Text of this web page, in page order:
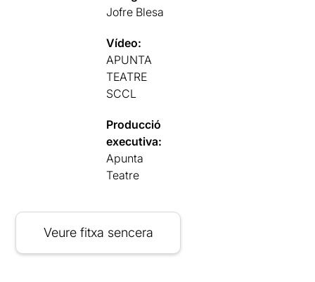
Jofre Blesa
Vídeo:
APUNTA
TEATRE
SCCL
Producció
executiva:
Apunta
Teatre
Veure fitxa sencera